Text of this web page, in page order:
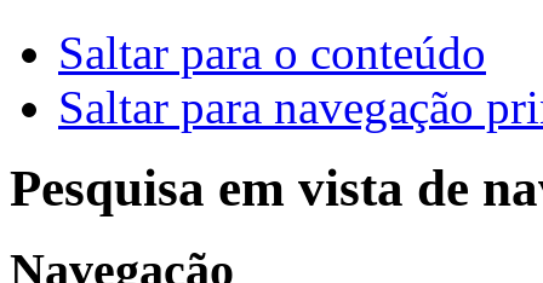
Saltar para o conteúdo
Saltar para navegação
Pesquisa em vista de
Navegação